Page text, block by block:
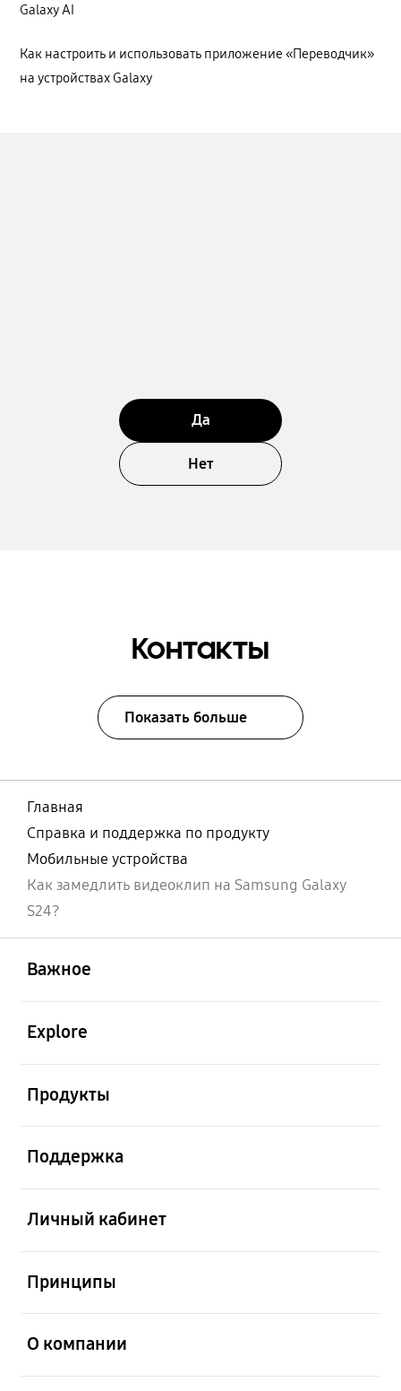
Galaxy AI
Как настроить и использовать приложение «Переводчик»
на устройствах Galaxy
Да
Нет
Контакты
Показать больше
Главная
Справка и поддержка по продукту
Мобильные устройства
Как замедлить видеоклип на Samsung Galaxy
S24?
Важное
Explore
Продукты
Поддержка
Личный кабинет
Принципы
О компании